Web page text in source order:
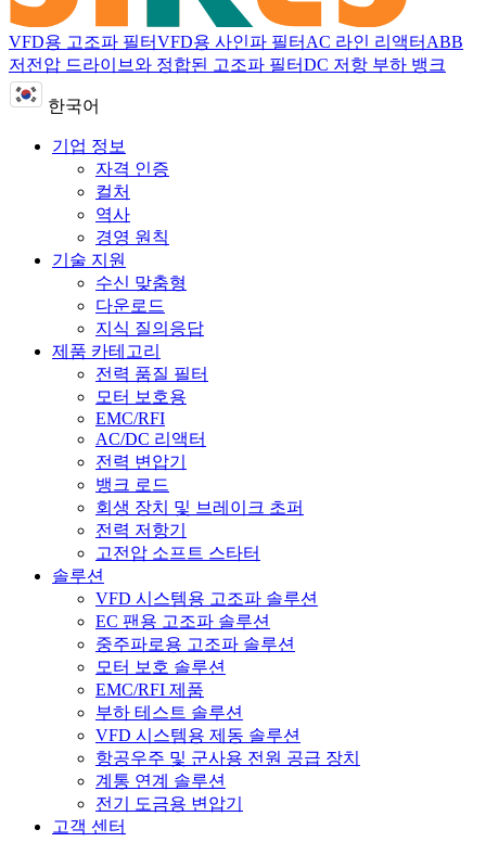
VFD용 고조파 필터VFD용 사인파 필터 AC 라인 리액터 ABB
저전압 드라이브와 정합된 고조파 필터DC 저항 부하 뱅크
한국어
기업 정보
자격 인증
컬처
역사
경영 원칙
기술 지원
수신 맞춤형
다운로드
지식 질의응답
제품 카테고리
전력 품질 필터
모터 보호용
EMC/RFI
AC/DC 리액터
전력 변압기
뱅크 로드
회생 장치 및 브레이크 초퍼
전력 저항기
고전압 소프트 스타터
솔루션
VFD 시스템용 고조파 솔루션
EC 팬용 고조파 솔루션
중주파로용 고조파 솔루션
모터 보호 솔루션
EMC/RFI 제품
부하 테스트 솔루션
VFD 시스템용 제동 솔루션
항공우주 및 군사용 전원 공급 장치
계통 연계 솔루션
전기 도금용 변압기
고객 센터